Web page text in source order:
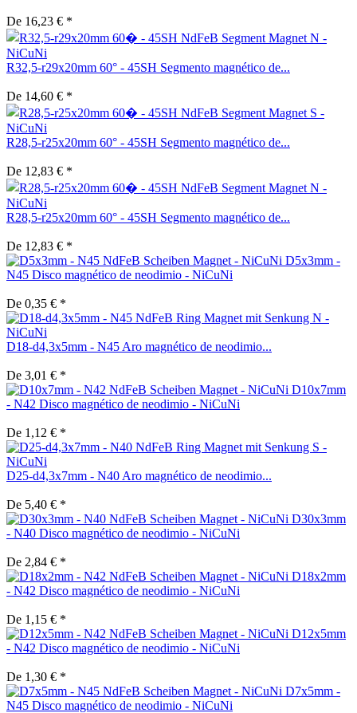
De 16,23 € *
R32,5-r29x20mm 60° - 45SH Segmento magnético de...
De 14,60 € *
R28,5-r25x20mm 60° - 45SH Segmento magnético de...
De 12,83 € *
R28,5-r25x20mm 60° - 45SH Segmento magnético de...
De 12,83 € *
D5x3mm -
N45 Disco magnético de neodimio - NiCuNi
De 0,35 € *
D18-d4,3x5mm - N45 Aro magnético de neodimio...
De 3,01 € *
D10x7mm
- N42 Disco magnético de neodimio - NiCuNi
De 1,12 € *
D25-d4,3x7mm - N40 Aro magnético de neodimio...
De 5,40 € *
D30x3mm
- N40 Disco magnético de neodimio - NiCuNi
De 2,84 € *
D18x2mm
- N42 Disco magnético de neodimio - NiCuNi
De 1,15 € *
D12x5mm
- N42 Disco magnético de neodimio - NiCuNi
De 1,30 € *
D7x5mm -
N45 Disco magnético de neodimio - NiCuNi